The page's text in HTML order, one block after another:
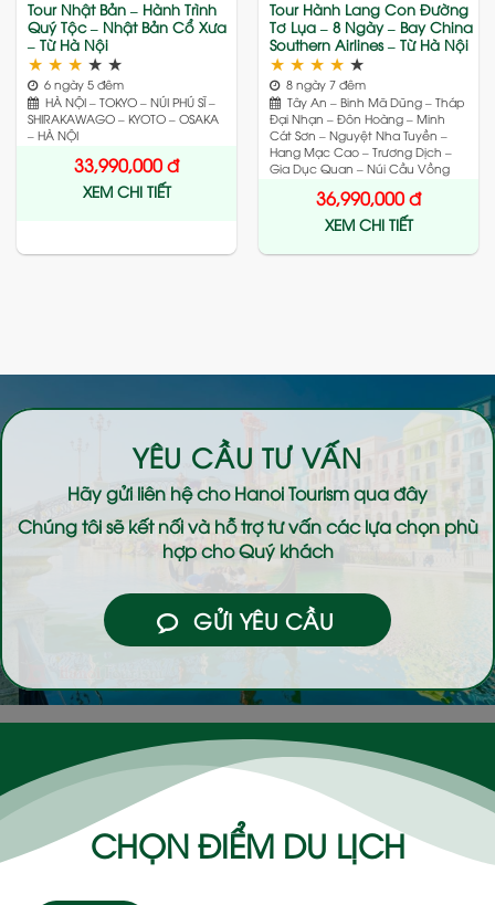
Tour Nhật Bản – Hành Trình
Quý Tộc – Nhật Bản Cổ Xưa
– Từ Hà Nội
★ ★ ★ ★ ★
6 ngày 5 đêm
HÀ NỘI – TOKYO – NÚI PHÚ SĨ –
SHIRAKAWAGO – KYOTO – OSAKA
– HÀ NỘI
33,990,000đ
XEM CHI TIẾT
Tour Hành Lang Con Đường
Tơ Lụa – 8 Ngày – Bay China
Southern Airlines – Từ Hà Nội
★ ★ ★ ★ ★
8 ngày 7 đêm
Tây An – Binh Mã Dũng – Tháp
Đại Nhạn – Đôn Hoàng – Minh
Cát Sơn – Nguyệt Nha Tuyền –
Hang Mạc Cao – Trương Dịch –
Gia Dục Quan – Núi Cầu Vồng
36,990,000đ
XEM CHI TIẾT
YÊU CẦU TƯ VẤN
Hãy gửi liên hệ choHanoi Tourismqua đây
Chúng tôi sẽ kết nối và hỗ trợ tư vấn các lựa chọn phù
hợp cho Quý khách
GỬI YÊU CẦU
CHỌN ĐIỂM DU LỊCH